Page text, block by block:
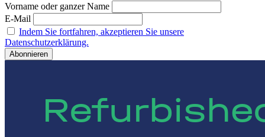
Vorname oder ganzer Name
E-Mail
Indem Sie fortfahren, akzeptieren Sie unsere
Datenschutzerklärung.